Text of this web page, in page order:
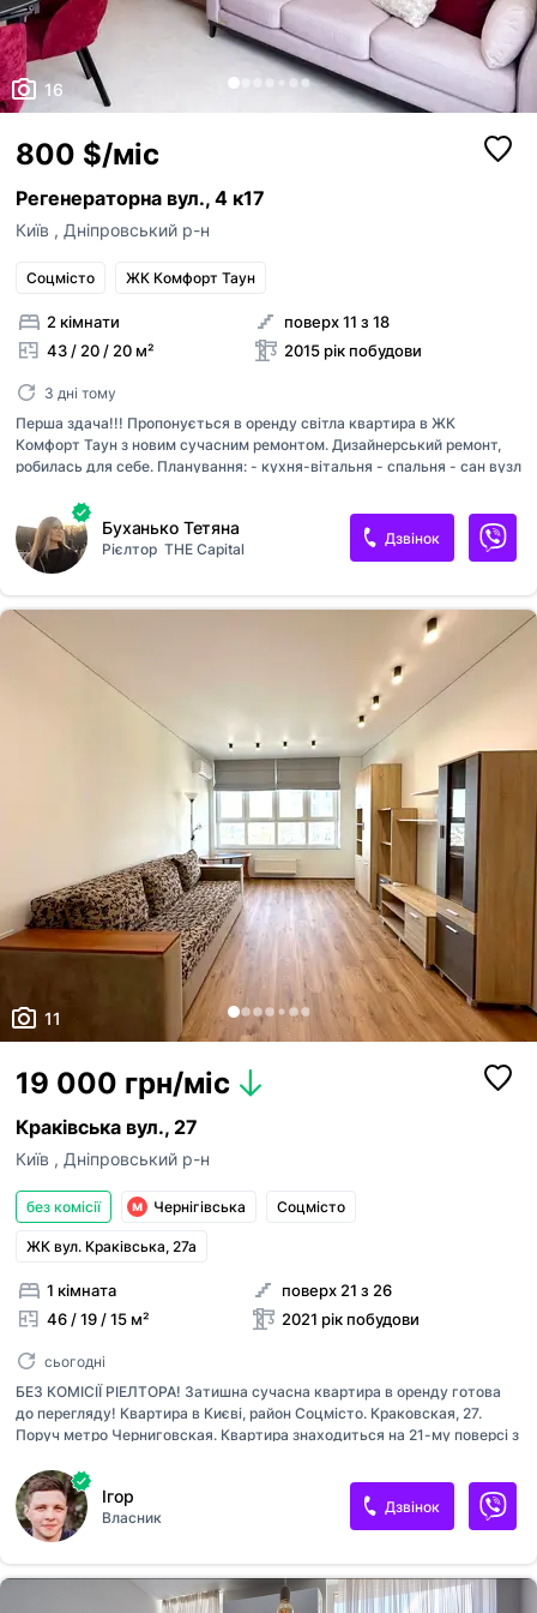
16
800 $/міс
Регенераторна вул., 4 к17
Київ , Дніпровський р-н
Соцмісто ЖК Комфорт Таун
2 кімнати
43 / 20 / 20 м²
поверх 11 з 18
2015 рік побудови
3 дні тому
Перша здача!!! Пропонується в оренду світла квартира в ЖК
Комфорт Таун з новим сучасним ремонтом. Дизайнерський ремонт,
робилась для себе. Планування: - кухня-вітальня - спальня - сан вузл
мікрохвильовка, холодильник, посудомийка, плита, витяжка,
кондиціонери, пральна і сушильна машина, 2 телевізора. Запрошую на
перегляд.
Буханько Тетяна
Рієлтор THE Capital
Дзвінок
11
19 000 грн/міс
Краківська вул., 27
Київ , Дніпровський р-н
без комісії Чернігівська Соцмісто
ЖК вул. Краківська, 27а
1 кімната
46 / 19 / 15 м²
поверх 21 з 26
2021 рік побудови
сьогодні
БЕЗ КОМІСІЇ РІЕЛТОРА! Затишна сучасна квартира в оренду готова
до перегляду! Квартира в Києві, район Соцмісто. Краковская, 27.
Поруч метро Черниговская. Квартира знаходиться на 21-му поверсі з
опалення. Індивідуальні лічильники на воду, опалення та електрику.
Гаряча вода бойлер. У квартирі Wi-Fi (можна обрати свого
провайдера). Загальна площа приміщення — 46,2 кв.м. Житлова
площа становить 18,5 кв.м. Площа кухні 14,68 кв.м. Дизайнерський
ремонт. - Можна з дітьми. - Можна з дрібними тваринами. - Курити
заборонено. Телефонуйте, домовимося про перегляд у зручний час.
Ігор
Власник
Дзвінок